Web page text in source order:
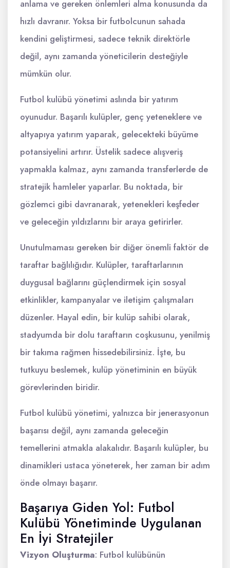
anlama ve gereken önlemleri alma konusunda da
hızlı davranır. Yoksa bir futbolcunun sahada
kendini geliştirmesi, sadece teknik direktörle
değil, aynı zamanda yöneticilerin desteğiyle
mümkün olur.
Futbol kulübü yönetimi aslında bir yatırım
oyunudur. Başarılı kulüpler, genç yeteneklere ve
altyapıya yatırım yaparak, gelecekteki büyüme
potansiyelini artırır. Üstelik sadece alışveriş
yapmakla kalmaz, aynı zamanda transferlerde de
stratejik hamleler yaparlar. Bu noktada, bir
gözlemci gibi davranarak, yetenekleri keşfeder
ve geleceğin yıldızlarını bir araya getirirler.
Unutulmaması gereken bir diğer önemli faktör de
taraftar bağlılığıdır. Kulüpler, taraftarlarının
duygusal bağlarını güçlendirmek için sosyal
etkinlikler, kampanyalar ve iletişim çalışmaları
düzenler. Hayal edin, bir kulüp sahibi olarak,
stadyumda bir dolu taraftarın coşkusunu, yenilmiş
bir takıma rağmen hissedebilirsiniz. İşte, bu
tutkuyu beslemek, kulüp yönetiminin en büyük
görevlerinden biridir.
Futbol kulübü yönetimi, yalnızca bir jenerasyonun
başarısı değil, aynı zamanda geleceğin
temellerini atmakla alakalıdır. Başarılı kulüpler, bu
dinamikleri ustaca yöneterek, her zaman bir adım
önde olmayı başarır.
Başarıya Giden Yol: Futbol
Kulübü Yönetiminde Uygulanan
En İyi Stratejiler
Vizyon Oluşturma: Futbol kulübünün